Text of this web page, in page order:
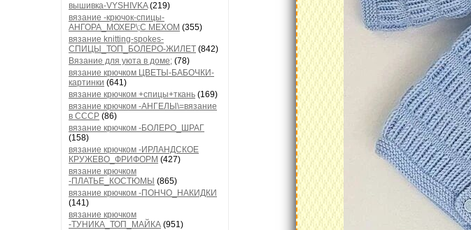
вышивка-VYSHIVKA(219)
вязание -крючок-спицы-
АНГОРА_МОХЕР\;С МЕХОМ (355)
вязание knitting-spokes-
СПИЦЫ_ТОП_БОЛЕРО-ЖИЛЕТ (842)
Вязание для уюта в доме; (78)
вязание крючком ЦВЕТЫ-БАБОЧКИ-
картинки (641)
вязание крючком +спицы+ткань (169)
вязание крючком -АНГЕЛЫ\=вязание
в СССР (86)
вязание крючком -БОЛЕРО_ШРАГ
(158)
вязание крючком -ИРЛАНДСКОЕ
КРУЖЕВО_ФРИФОРМ (427)
вязание крючком
-ПЛАТЬЕ_КОСТЮМЫ (865)
вязание крючком -ПОНЧО_НАКИДКИ
(141)
вязание крючком
-ТУНИКА_ТОП_МАЙКА (951)